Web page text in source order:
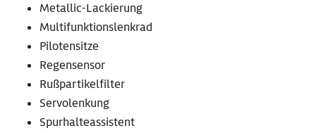
Metallic-Lackierung
Multifunktionslenkrad
Pilotensitze
Regensensor
Rußpartikelfilter
Servolenkung
Spurhalteassistent